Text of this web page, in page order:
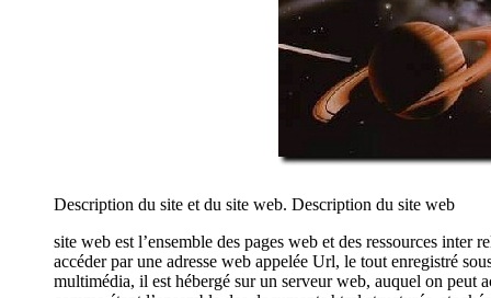
Description du site et du site web. Description du site web
site web est l’ensemble des pages web et des ressources inter
accéder par une adresse web appelée Url, le tout enregistré
multimédia, il est hébergé sur un serveur web, auquel on peut